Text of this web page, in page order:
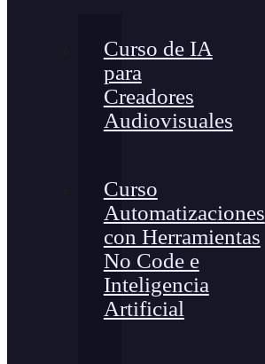
Curso de IA
para
Creadores
Audiovisuales
Curso
Automatizaciones
con Herramientas
No Code e
Inteligencia
Artificial